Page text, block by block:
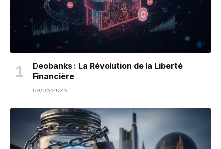
Deobanks : La Révolution de la Liberté
Financière
09/05/2025